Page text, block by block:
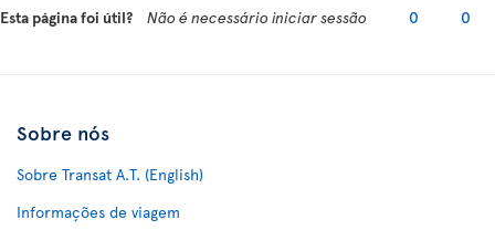
Esta página foi útil? Não é necessário iniciar sessão 0 0
Sobre nós
Sobre Transat A.T. (English)
Informações de viagem